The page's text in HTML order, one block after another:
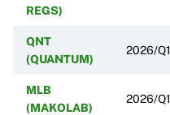
REGS)
QNT
(QUANTUM)
2026/Q1
MLB
(MAKOLAB)
2026/Q1